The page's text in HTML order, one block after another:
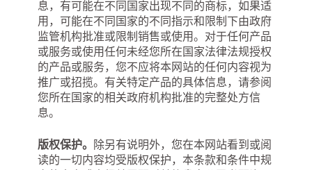
息，有可能在不同国家出现不同的商标，如果适
用，可能在不同国家的不同指示和限制下由政府
监管机构批准或限制销售或使用。对于任何产品
或服务或使用任何未经您所在国家法律法规授权
的产品或服务，您不应将本网站的任何内容视为
推广或招揽。有关特定产品的具体信息，请参阅
您所在国家的相关政府机构批准的完整处方信
息。
版权保护。
除另有说明外，您在本网站看到或阅
读的一切内容均受版权保护，本条款和条件中规